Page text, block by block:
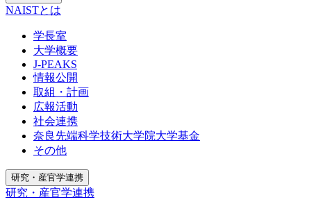
NAISTとは
学長室
大学概要
J-PEAKS
情報公開
取組・計画
広報活動
社会連携
奈良先端科学技術大学院大学基金
その他
研究・産官学連携
研究・産官学連携